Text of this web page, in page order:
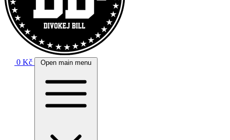
0 Kč Open main menu